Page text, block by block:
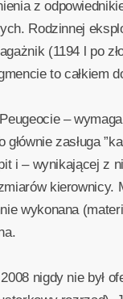
z
Rodzinnej
(1194 l po
to całkiem
–
zasługa
i – wynikającej z
kierownicy.
wykonana
nigdy nie był